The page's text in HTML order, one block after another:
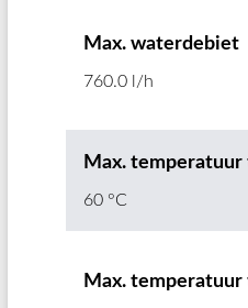
Max. waterdebiet
760.0 l/h
Max.
60 °C
Max.